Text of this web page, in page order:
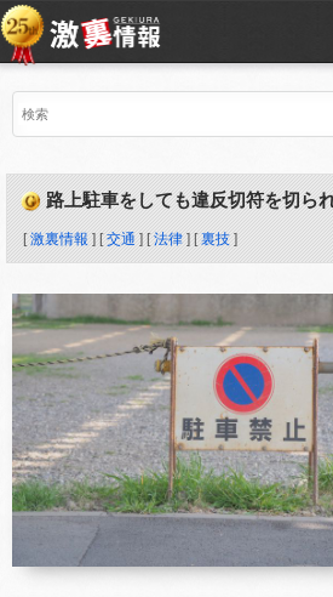
路上駐車をしても違反切符を切ら
[激裏情報 ] [交通 ] [法律 ] [裏技 ]